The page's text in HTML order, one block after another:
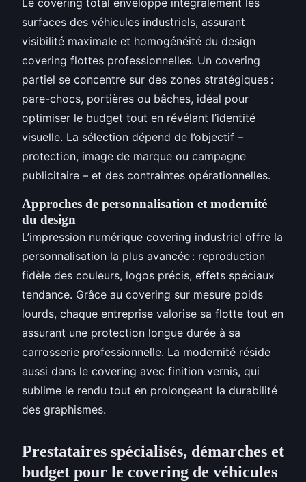
surfaces des véhicules industriels, assurant
visibilité maximale et homogénéité du design
covering flottes professionnelles. Un covering
partiel se concentre sur des zones stratégiques :
pare-chocs, portières ou bâches, idéal pour
optimiser le budget tout en révélant l’identité
visuelle. La sélection dépend de l’objectif –
protection, image de marque ou campagne
publicitaire – et des contraintes opérationnelles.
Approches de personnalisation et modernité
du design
L’impression numérique covering industriel offre la
personnalisation la plus avancée : reproduction
fidèle des couleurs, logos précis, effets spéciaux
tendance. Grâce au covering sur mesure poids
lourds, chaque entreprise valorise sa flotte tout en
assurant une protection longue durée à sa
carrosserie professionnelle. La modernité réside
aussi dans le covering avec finition vernis, qui
sublime le rendu tout en prolongeant la durabilité
des graphismes.
Prestataires spécialisés, démarches et
budget pour le covering de véhicules